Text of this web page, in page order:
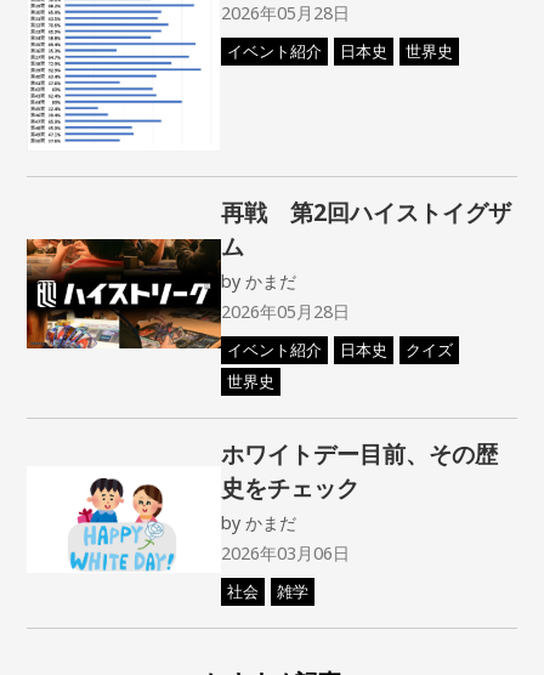
2026年05月28日
イベント紹介 日本史 世界史
再戦 第2回ハイストイグザ
ム
byかまだ
2026年05月28日
イベント紹介 日本史
クイズ
世界史
ホワイトデー目前、その歴
史をチェック
byかまだ
2026年03月06日
社会 雑学